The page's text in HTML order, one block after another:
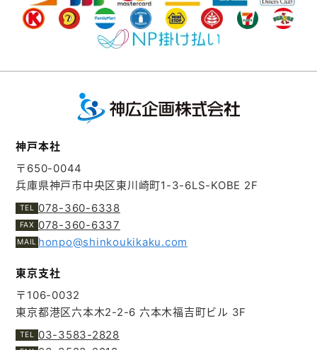
神戸本社
〒650-0044
兵庫県神戸市中央区東川崎町1-3-6LS-KOBE 2F
078-360-6338
078-360-6337
honpo@shinkoukikaku.com
東京支社
〒106-0032
東京都港区六本木2-2-6 六本木福吉町ビル 3F
03-3583-2828
03-3583-2818